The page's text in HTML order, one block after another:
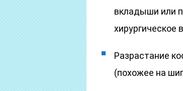
вкладыши или
хирургическое
Разрастание
(похожее на